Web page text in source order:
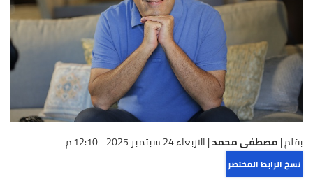
بقلم |مصطفى محمد|الاربعاء 24 سبتمبر 2025 - 12:10 م
نسخ الرابط المختصر